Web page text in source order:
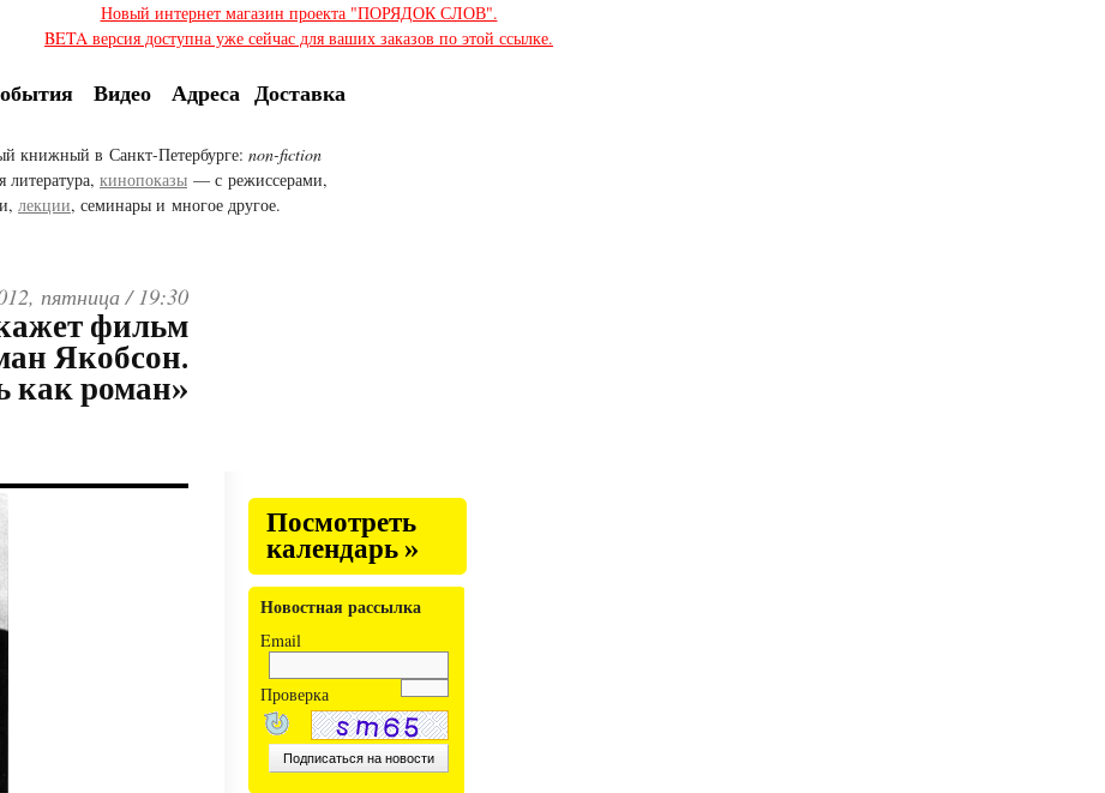
Новый интернет магазин проекта "ПОРЯДОК СЛОВ".
BETA версия доступна уже сейчас для ваших заказов по этой ссылке.
Видео Адреса Доставка
книжный в Санкт-Петербурге: non-fiction
литература, кинопоказы — с режиссерами,
лекции, семинары и многое другое.
пятница /19:30
фильм
Якобсон.
как роман»
Посмотреть
календарь »
Новостная рассылка
Email
Проверка